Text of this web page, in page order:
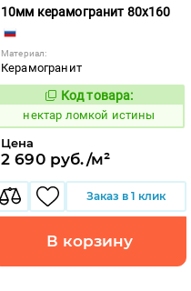
10мм керамогранит 80x160
Материал:
Керамогранит
1131036
Код товара:
нектар ломкой истины
Цена
2 690 руб./м²
Заказ в 1 клик
В корзину